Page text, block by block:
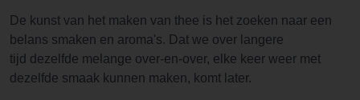
De kunst van het maken van thee is het zoeken naar een
belans smaken en aroma's. Dat we over langere
tijd dezelfde melange over-en-over, elke keer weer met
dezelfde smaak kunnen maken, komt later.